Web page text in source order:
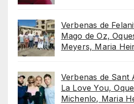
Verbenas de
Mago de Oz,
Meyers, Maria
Verbenas de Sant
La Love You,
Michenlo, Maria